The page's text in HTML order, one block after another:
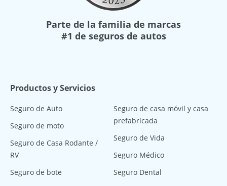
Parte de la familia de marcas
#1 de seguros de autos
Productos y Servicios
Seguro de Auto
Seguro de moto
Seguro de Casa Rodante /
RV
Seguro de bote
Seguro de casa móvil y casa
prefabricada
Seguro de Vida
Seguro Médico
Seguro Dental